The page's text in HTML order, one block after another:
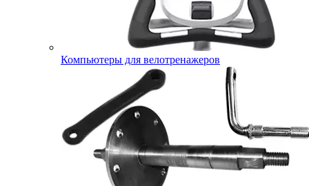
Компьютеры для велотренажеров